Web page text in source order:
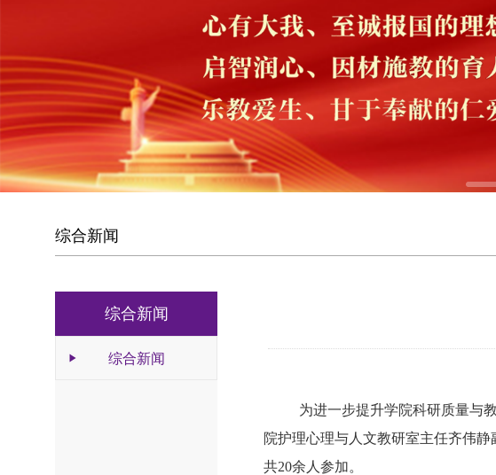
3 4
综合新闻
综合新闻
综合新闻
为进一步提升学院科研质量与
院护理心理与人文教研室主任齐伟
共20余人参加。